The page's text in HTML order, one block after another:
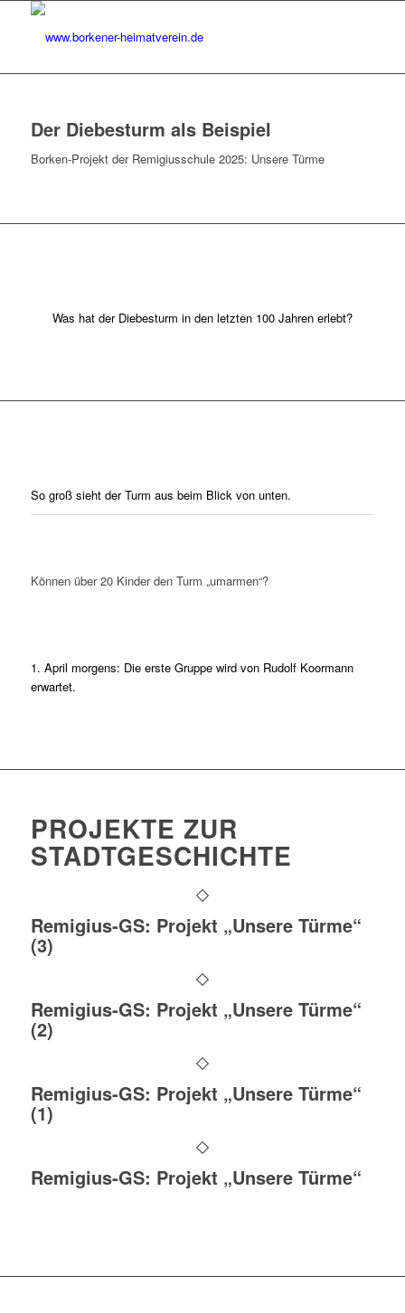
Der Diebesturm als Beispiel
Borken-Projekt der Remigiusschule 2025: Unsere Türme
Was hat der Diebesturm in den letzten 100 Jahren erlebt?
So groß sieht der Turm aus beim Blick von unten.
Können über 20 Kinder den Turm „umarmen“?
1. April morgens: Die erste Gruppe wird von Rudolf Koormann
erwartet.
PROJEKTE ZUR
STADTGESCHICHTE
Remigius-GS: Projekt „Unsere Türme“
(3)
Remigius-GS: Projekt „Unsere Türme“
(2)
Remigius-GS: Projekt „Unsere Türme“
(1)
Remigius-GS: Projekt „Unsere Türme“